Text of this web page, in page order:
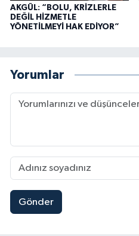
AKGÜL: “BOLU, KRİZLERLE
DEĞİL HİZMETLE
YÖNETİLMEYİ HAK EDİYOR”
Yorumlar
Gönder